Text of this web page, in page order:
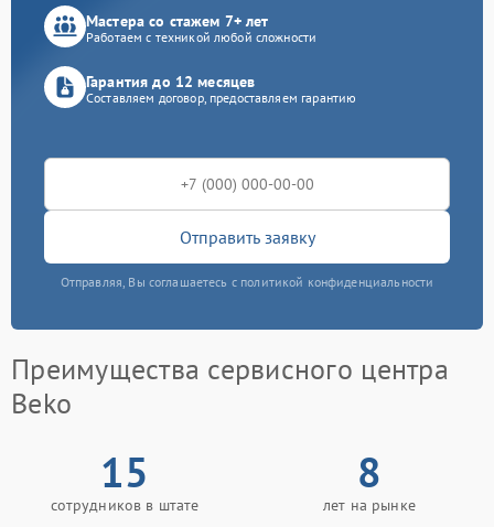
Мастера со стажем 7+ лет
Работаем с техникой любой сложности
Гарантия до 12 месяцев
Составляем договор, предоставляем гарантию
Отправить заявку
Отправляя, Вы соглашаетесь с политикой конфиденциальности
Преимущества сервисного центра
Beko
15
сотрудников в штате
8
лет на рынке